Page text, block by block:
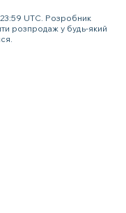
UTC. Розробник
розпродаж у будь-який